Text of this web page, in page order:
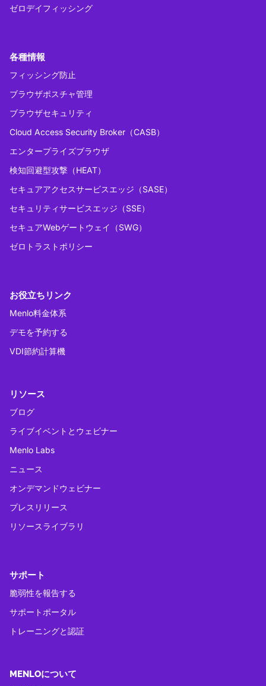
ゼロデイフィッシング
各種情報
フィッシング防止
ブラウザポスチャ管理
ブラウザセキュリティ
Cloud Access Security Broker（CASB）
エンタープライズブラウザ
検知回避型攻撃（HEAT）
セキュアアクセスサービスエッジ（SASE）
セキュリティサービスエッジ（SSE）
セキュアWebゲートウェイ（SWG）
ゼロトラストポリシー
お役立ちリンク
Menlo料金体系
デモを予約する
VDI節約計算機
リソース
ブログ
ライブイベントとウェビナー
Menlo Labs
ニュース
オンデマンドウェビナー
プレスリリース
リソースライブラリ
サポート
脆弱性を報告する
サポートポータル
トレーニングと認証
MENLOについて